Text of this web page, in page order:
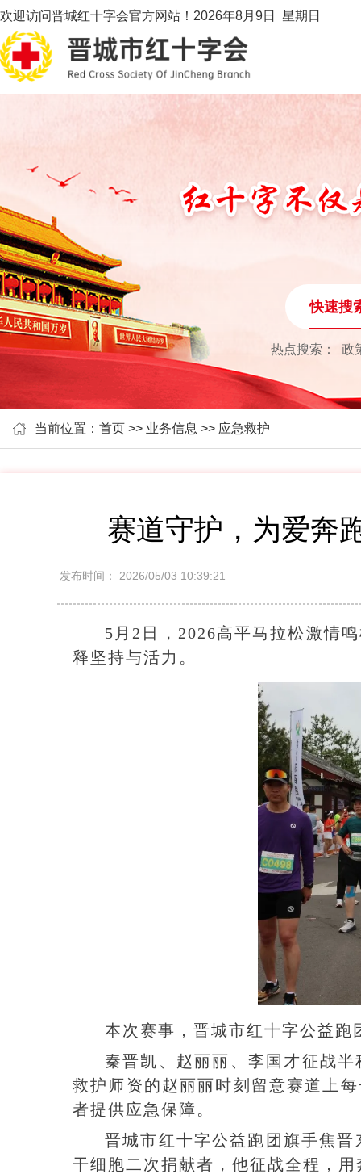
欢迎访问晋城红十字会官方网站！ 2026年8月9日 星期日
快速搜
热点搜索： 政
当前位置：首页 >> 业务信息 >> 应急救护
赛道守护，为爱奔
发布时间： 2026/05/03 10:39:21
5月2日，2026高平马拉松激情
释坚持与活力。
本次赛事，晋城市红十字公益跑
秦晋凯、赵丽丽、李国才征战
救护师资的赵丽丽时刻留意赛道上
者提供应急保障。
晋城市红十字公益跑团旗手焦晋
干细胞二次捐献者，他征战全程，